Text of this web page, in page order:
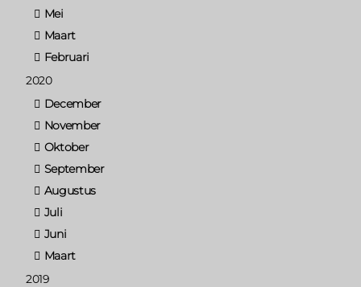
Mei
Maart
Februari
2020
December
November
Oktober
September
Augustus
Juli
Juni
Maart
2019